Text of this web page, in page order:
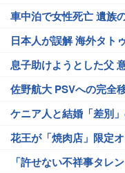
車中泊で女性死亡 遺族
日本人が誤解 海外タト
息子助けようとした父
佐野航大 PSVへの完全
ケニア人と結婚「差別
花王が「焼肉店」限定
「許せない不祥事タレ